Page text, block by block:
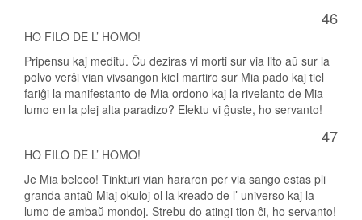
46
HO FILO DE L’ HOMO!
Pripensu kaj meditu. Ĉu deziras vi morti sur via lito aŭ sur la
polvo verŝi vian vivsangon kiel martiro sur Mia pado kaj tiel
fariĝi la manifestanto de Mia ordono kaj la rivelanto de Mia
lumo en la plej alta paradizo? Elektu vi ĝuste, ho servanto!
47
HO FILO DE L’ HOMO!
Je Mia beleco! Tinkturi vian hararon per via sango estas pli
granda antaŭ Miaj okuloj ol la kreado de l’ universo kaj la
lumo de ambaŭ mondoj. Strebu do atingi tion ĉi, ho servanto!